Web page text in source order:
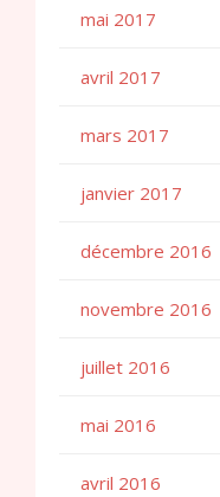
mai 2017
avril 2017
mars 2017
janvier 2017
décembre 2016
novembre 2016
juillet 2016
mai 2016
avril 2016